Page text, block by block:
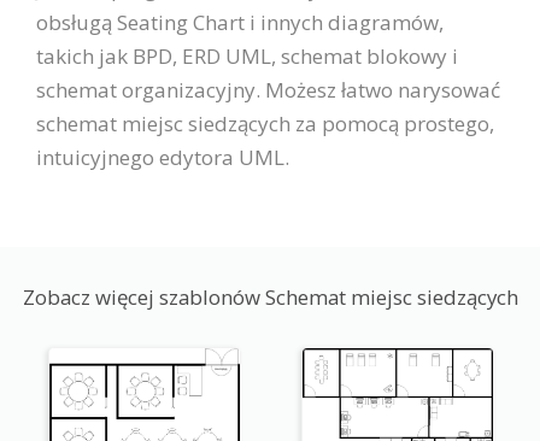
obsługą Seating Chart i innych diagramów,
takich jak BPD, ERD UML, schemat blokowy i
schemat organizacyjny. Możesz łatwo narysować
schemat miejsc siedzących za pomocą prostego,
intuicyjnego edytora UML.
Zobacz więcej szablonów Schemat miejsc siedzących